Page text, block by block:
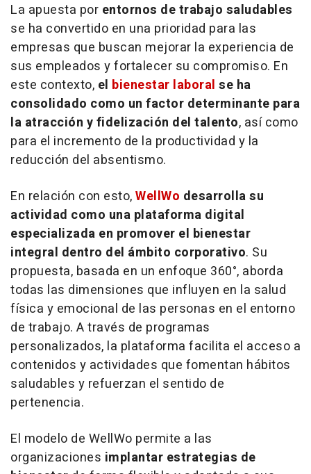
La apuesta por entornos de trabajo saludables
se ha convertido en una prioridad para las
empresas que buscan mejorar la experiencia de
sus empleados y fortalecer su compromiso. En
este contexto, el bienestar laboral se ha
consolidado como un factor determinante para
la atracción y fidelización del talento, así como
para el incremento de la productividad y la
reducción del absentismo.
En relación con esto,WellWo desarrolla su
actividad como una plataforma digital
especializada en promover el bienestar
integral dentro del ámbito corporativo. Su
propuesta, basada en un enfoque 360°, aborda
todas las dimensiones que influyen en la salud
física y emocional de las personas en el entorno
de trabajo. A través de programas
personalizados, la plataforma facilita el acceso a
contenidos y actividades que fomentan hábitos
saludables y refuerzan el sentido de
pertenencia.
El modelo de WellWo permite a las
organizaciones implantar estrategias de